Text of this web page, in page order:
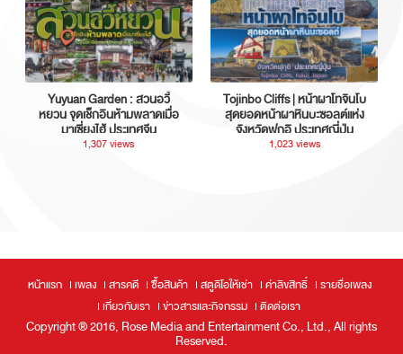
Yuyuan Garden : สวนอวี้
หยวน จุดเช็กอินห้ามพลาดเมื่อ
มาเซี่ยงไฮ้ ประเทศจีน
1,307 views
Tojinbo Cliffs | หน้าผาโทจินโบ
สุดยอดหน้าผาหินบะซอลต์แห่ง
จังหวัดฟุกุอิ ประเทศญี่ปุ่น
1,023 views
หน้าแรก เพลง สารคดี ซื้อสินค้า สตูดิโอให้เช่า ค่าลิขสิทธิ์
รายชื่อเพลง
เกี่ยวกับเรา
ข่าวสารและกิจกรรม ติดต่อเรา
Copyright ® 2016, Rose Media and Entertainment Co., Ltd., All rights
Reserved.